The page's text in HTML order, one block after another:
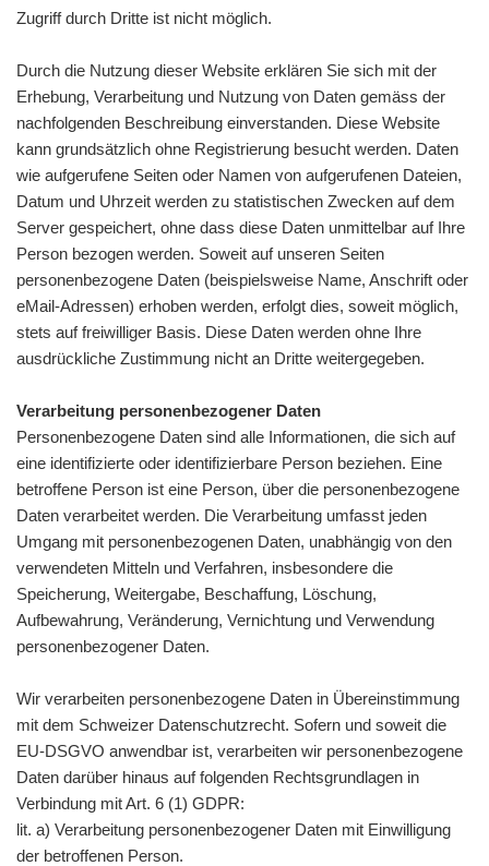
Zugriff durch Dritte ist nicht möglich.
Durch die Nutzung dieser Website erklären Sie sich mit der
Erhebung, Verarbeitung und Nutzung von Daten gemäss der
nachfolgenden Beschreibung einverstanden. Diese Website
kann grundsätzlich ohne Registrierung besucht werden. Daten
wie aufgerufene Seiten oder Namen von aufgerufenen Dateien,
Datum und Uhrzeit werden zu statistischen Zwecken auf dem
Server gespeichert, ohne dass diese Daten unmittelbar auf Ihre
Person bezogen werden. Soweit auf unseren Seiten
personenbezogene Daten (beispielsweise Name, Anschrift oder
eMail-Adressen) erhoben werden, erfolgt dies, soweit möglich,
stets auf freiwilliger Basis. Diese Daten werden ohne Ihre
ausdrückliche Zustimmung nicht an Dritte weitergegeben.
Verarbeitung personenbezogener Daten
Personenbezogene Daten sind alle Informationen, die sich auf
eine identifizierte oder identifizierbare Person beziehen. Eine
betroffene Person ist eine Person, über die personenbezogene
Daten verarbeitet werden. Die Verarbeitung umfasst jeden
Umgang mit personenbezogenen Daten, unabhängig von den
verwendeten Mitteln und Verfahren, insbesondere die
Speicherung, Weitergabe, Beschaffung, Löschung,
Aufbewahrung, Veränderung, Vernichtung und Verwendung
personenbezogener Daten.
Wir verarbeiten personenbezogene Daten in Übereinstimmung
mit dem Schweizer Datenschutzrecht. Sofern und soweit die
EU-DSGVO anwendbar ist, verarbeiten wir personenbezogene
Daten darüber hinaus auf folgenden Rechtsgrundlagen in
Verbindung mit Art. 6 (1) GDPR:
lit. a) Verarbeitung personenbezogener Daten mit Einwilligung
der betroffenen Person.